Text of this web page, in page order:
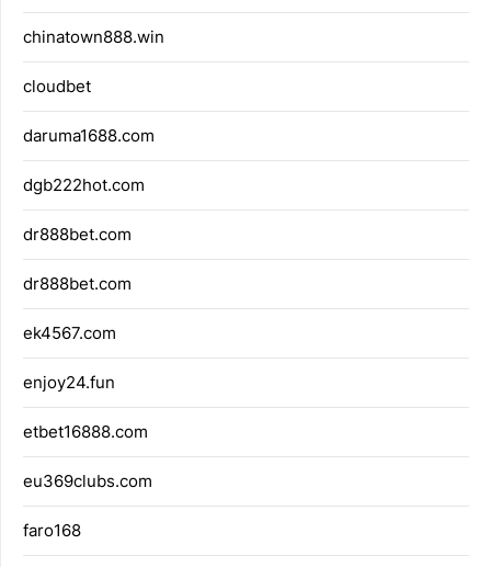
chinatown888.win
cloudbet
daruma1688.com
dgb222hot.com
dr888bet.com
dr888bet.com
ek4567.com
enjoy24.fun
etbet16888.com
eu369clubs.com
faro168